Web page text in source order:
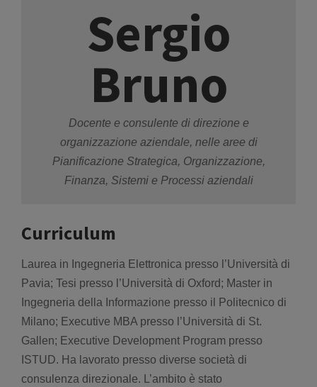
Sergio
Bruno
Docente e consulente di direzione e
organizzazione aziendale, nelle aree di
Pianificazione Strategica, Organizzazione,
Finanza, Sistemi e Processi aziendali
Curriculum
Laurea in Ingegneria Elettronica presso l’Università di
Pavia; Tesi presso l’Università di Oxford; Master in
Ingegneria della Informazione presso il Politecnico di
Milano; Executive MBA presso l’Università di St.
Gallen; Executive Development Program presso
ISTUD. Ha lavorato presso diverse società di
consulenza direzionale. L’ambito è stato